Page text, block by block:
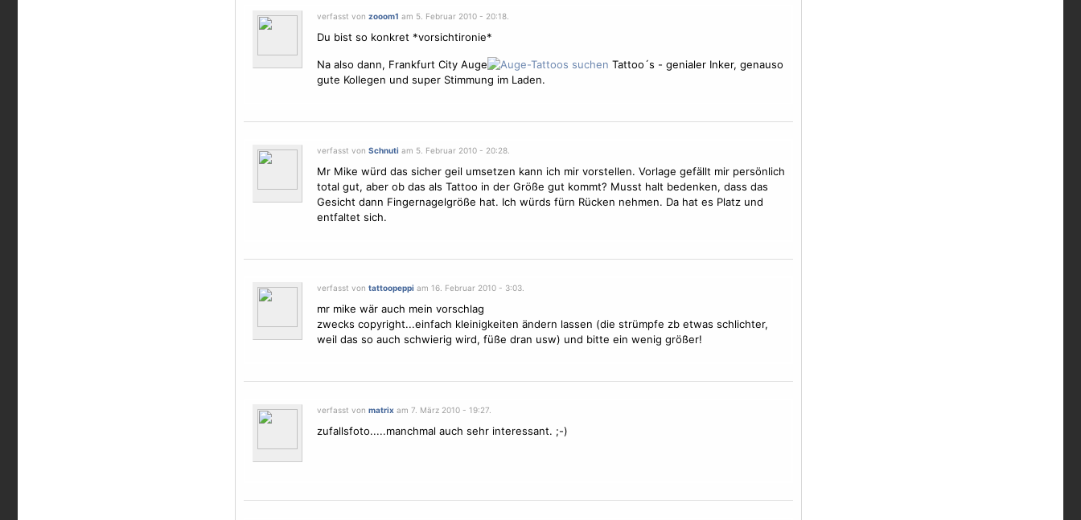
verfasst von zooom1 am 5. Februar 2010 - 20:18.
Du bist so konkret *vorsichtironie*
Na also dann, Frankfurt City Auge
Tattoo´s - genialer Inker, genauso
gute Kollegen und super Stimmung im Laden.
verfasst von Schnuti am 5. Februar 2010 - 20:28.
Mr Mike würd das sicher geil umsetzen kann ich mir vorstellen. Vorlage gefällt mir persönlich
total gut, aber ob das als Tattoo in der Größe gut kommt? Musst halt bedenken, dass das
Gesicht dann Fingernagelgröße hat. Ich würds fürn Rücken nehmen. Da hat es Platz und
entfaltet sich.
verfasst von tattoopeppi am 16. Februar 2010 - 3:03.
mr mike wär auch mein vorschlag
zwecks copyright...einfach kleinigkeiten ändern lassen (die strümpfe zb etwas schlichter,
weil das so auch schwierig wird, füße dran usw) und bitte ein wenig größer!
verfasst von matrixam 7. März 2010 - 19:27.
zufallsfoto.....manchmal auch sehr interessant. ;-)